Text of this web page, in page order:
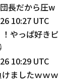
長だから圧w
10:27 UTC
やっぱ好き
10:29 UTC
ましたｗｗｗ